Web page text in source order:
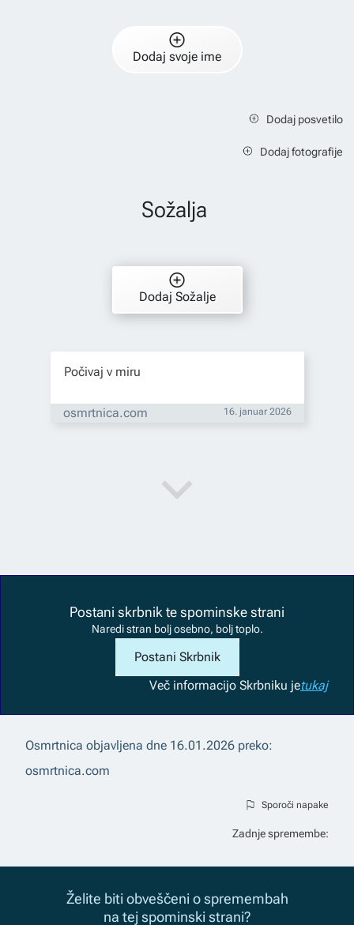
Dodaj svoje ime
Dodaj posvetilo
Dodaj fotografije
Sožalja
Dodaj Sožalje
Počivaj v miru
osmrtnica.com 16. januar 2026
Postani skrbnik te spominske strani
Naredi stran bolj osebno, bolj toplo.
Postani Skrbnik
Več informacijo Skrbniku jetukaj
Osmrtnica objavljena dne 16.01.2026 preko:
osmrtnica.com
Sporoči napake
Zadnje spremembe:
Želite biti obveščeni o spremembah
na tej spominski strani?